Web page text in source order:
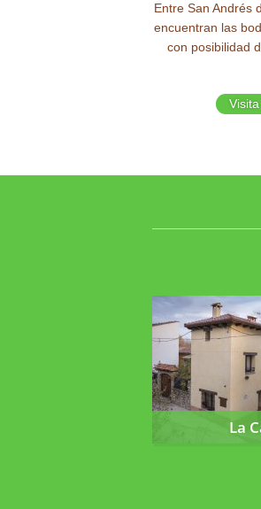
Entre San Andrés
encuentran las
con posibilidad
La
La